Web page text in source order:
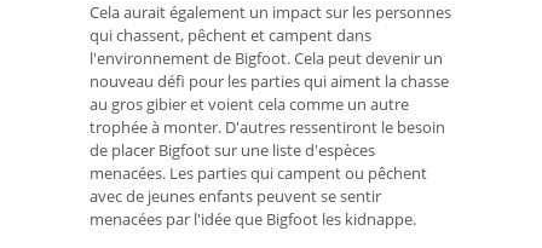
Cela aurait également un impact sur les personnes
qui chassent, pêchent et campent dans
l'environnement de Bigfoot. Cela peut devenir un
nouveau défi pour les parties qui aiment la chasse
au gros gibier et voient cela comme un autre
trophée à monter. D'autres ressentiront le besoin
de placer Bigfoot sur une liste d'espèces
menacées. Les parties qui campent ou pêchent
avec de jeunes enfants peuvent se sentir
menacées par l'idée que Bigfoot les kidnappe.